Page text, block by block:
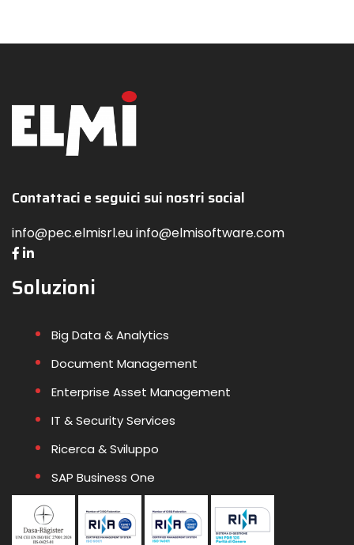
Contattaci e seguici sui nostri social
info@pec.elmisrl.eu info@elmisoftware.com
Soluzioni
Big Data & Analytics
Document Management
Enterprise Asset Management
IT & Security Services
Ricerca & Sviluppo
SAP Business One